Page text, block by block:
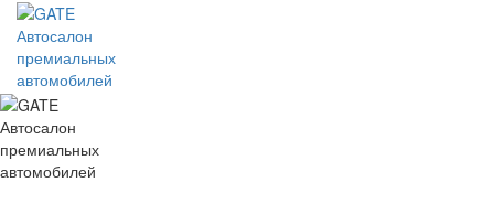
Автосалон
премиальных
автомобилей
Автосалон
премиальных
автомобилей